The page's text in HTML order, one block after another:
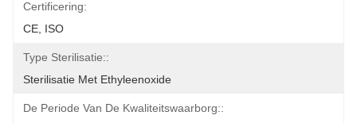
Certificering:
CE, ISO
Type Sterilisatie::
Sterilisatie Met Ethyleenoxide
De Periode Van De Kwaliteitswaarborg::